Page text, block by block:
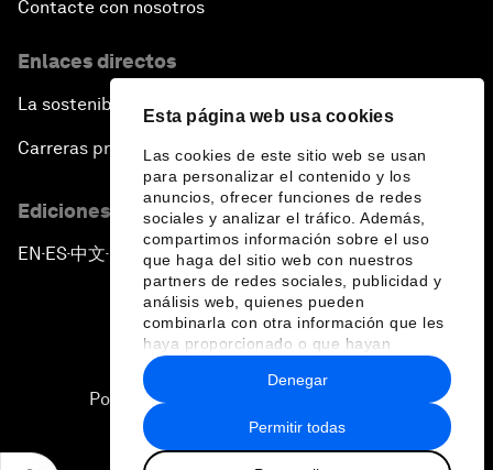
Esta página web usa cookies
Las cookies de este sitio web se usan
para personalizar el contenido y los
anuncios, ofrecer funciones de redes
sociales y analizar el tráfico. Además,
compartimos información sobre el uso
que haga del sitio web con nuestros
partners de redes sociales, publicidad y
análisis web, quienes pueden
combinarla con otra información que les
haya proporcionado o que hayan
recopilado a partir del uso que haya
hecho de sus servicios.
Permitir todas
Denegar
Contacte con nosotros
Enlaces directos
La sostenibilidad en el Foro
Carreras profesionales
Ediciones en otros idiomas
EN ▪ES▪中文▪ 日本語
Política de privacidad y normas de uso
Sitemap